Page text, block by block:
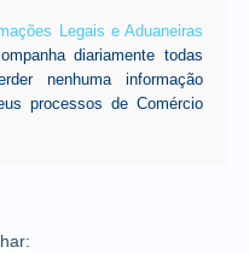
Legais e Aduaneiras
diariamente todas
nenhuma informação
processos de Comércio